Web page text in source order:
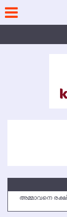
content
അമ്മാവനെ